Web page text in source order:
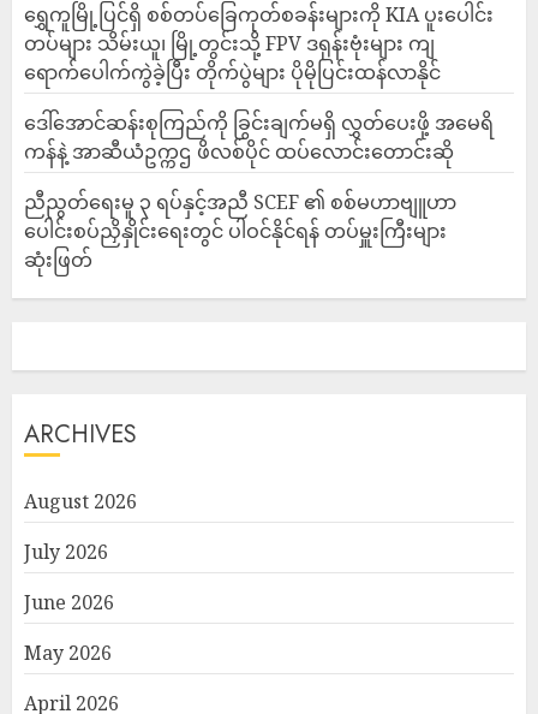
‎ရွှေကူမြို့ပြင်ရှိ စစ်တပ်ခြေကုတ်စခန်းများကို KIA ပူးပေါင်း
တပ်များ သိမ်းယူ၊ မြို့တွင်းသို့ FPV ဒရုန်းဗုံးများ ကျ
ရောက်ပေါက်ကွဲခဲ့ပြီး တိုက်ပွဲများ ပိုမိုပြင်းထန်လာနိုင်
ဒေါ်အောင်ဆန်းစုကြည်ကို ခြွင်းချက်မရှိ လွှတ်ပေးဖို့ အမေရိ
ကန်နဲ့ အာဆီယံဥက္ကဌ ဖိလစ်ပိုင် ထပ်လောင်းတောင်းဆို
ညီညွတ်ရေးမူ ၃ ရပ်နှင့်အညီ SCEF ၏ စစ်မဟာဗျူဟာ
ပေါင်းစပ်ညှိနှိုင်းရေးတွင် ပါဝင်နိုင်ရန် တပ်မှူးကြီးများ
ဆုံးဖြတ်
ARCHIVES
August 2026
July 2026
June 2026
May 2026
April 2026